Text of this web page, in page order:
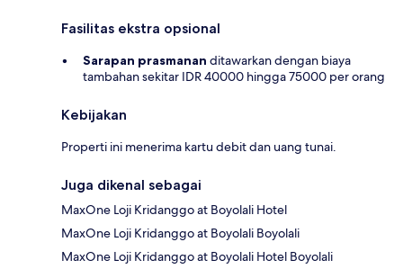
Fasilitas ekstra opsional
Sarapan prasmanan ditawarkan dengan biaya
tambahan sekitar IDR 40000 hingga 75000 per orang
Kebijakan
Properti ini menerima kartu debit dan uang tunai.
Juga dikenal sebagai
MaxOne Loji Kridanggo at Boyolali Hotel
MaxOne Loji Kridanggo at Boyolali Boyolali
MaxOne Loji Kridanggo at Boyolali Hotel Boyolali